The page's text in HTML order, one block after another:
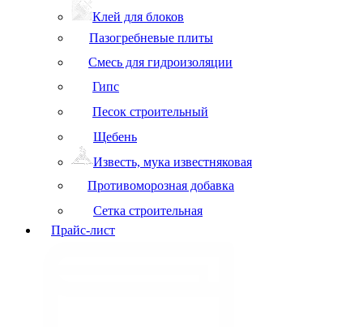
Клей для блоков
Пазогребневые плиты
Смесь для гидроизоляции
Гипс
Песок строительный
Щебень
Известь, мука известняковая
Противоморозная добавка
Сетка строительная
Прайс-лист